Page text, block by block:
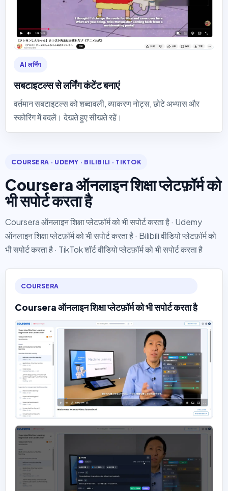
AI लर्निंग
सबटाइटल्स से लर्निंग कंटेंट बनाएं
वर्तमान सबटाइटल्स को शब्दावली, व्याकरण नोट्स, छोटे अभ्यास और
स्कोरिंग में बदलें। देखते हुए सीखते रहें।
COURSERA · UDEMY · BILIBILI · TIKTOK
Coursera ऑनलाइन शिक्षा प्लेटफ़ॉर्म को
भी सपोर्ट करता है
Coursera ऑनलाइन शिक्षा प्लेटफ़ॉर्म को भी सपोर्ट करता है · Udemy
ऑनलाइन शिक्षा प्लेटफ़ॉर्म को भी सपोर्ट करता है · Bilibili वीडियो प्लेटफ़ॉर्म को
भी सपोर्ट करता है · TikTok शॉर्ट वीडियो प्लेटफ़ॉर्म को भी सपोर्ट करता है
COURSERA
Coursera ऑनलाइन शिक्षा प्लेटफ़ॉर्म को भी सपोर्ट करता है